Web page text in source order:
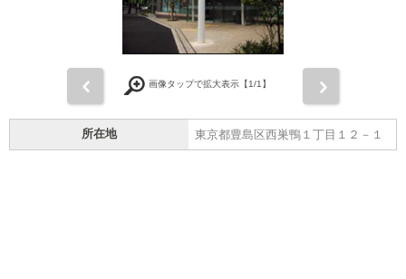
画像タップで拡大表示【1/1】
所在地 東京都豊島区西巣鴨１丁目１２－１